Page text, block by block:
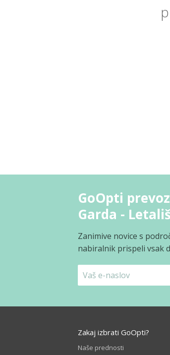
GoOpti
Garda -
Zanimive novice s
nabiralnik prispeli vsak
Zakaj izbrati GoOpti?
Naše prednosti